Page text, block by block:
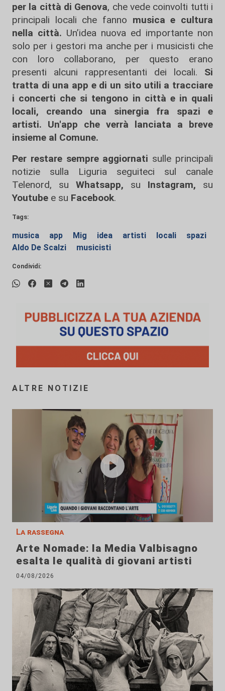
per la città di Genova, che vede coinvolti tutti i
principali locali che fanno musica e cultura
nella città. Un’idea nuova ed importante non
solo per i gestori ma anche per i musicisti che
con loro collaborano, per questo erano
presenti alcuni rappresentanti dei locali. Si
tratta di una app e di un sito utili a tracciare
i concerti che si tengono in città e in quali
locali, creando una sinergia fra spazi e
artisti. Un'app che verrà lanciata a breve
insieme al Comune.
Per restare sempre aggiornati sulle principali
notizie sulla Liguria seguiteci sul canale
Telenord, su
Whatsapp, su Instagram, su
Youtube e su Facebook.
Tags:
musica app Mig idea artisti locali
spazi
Aldo De Scalzi
musicisti
Condividi:
ALTRE NOTIZIE
La rassegna
Arte Nomade: la Media Valbisagno
esalta le qualità di giovani artisti
04/08/2026